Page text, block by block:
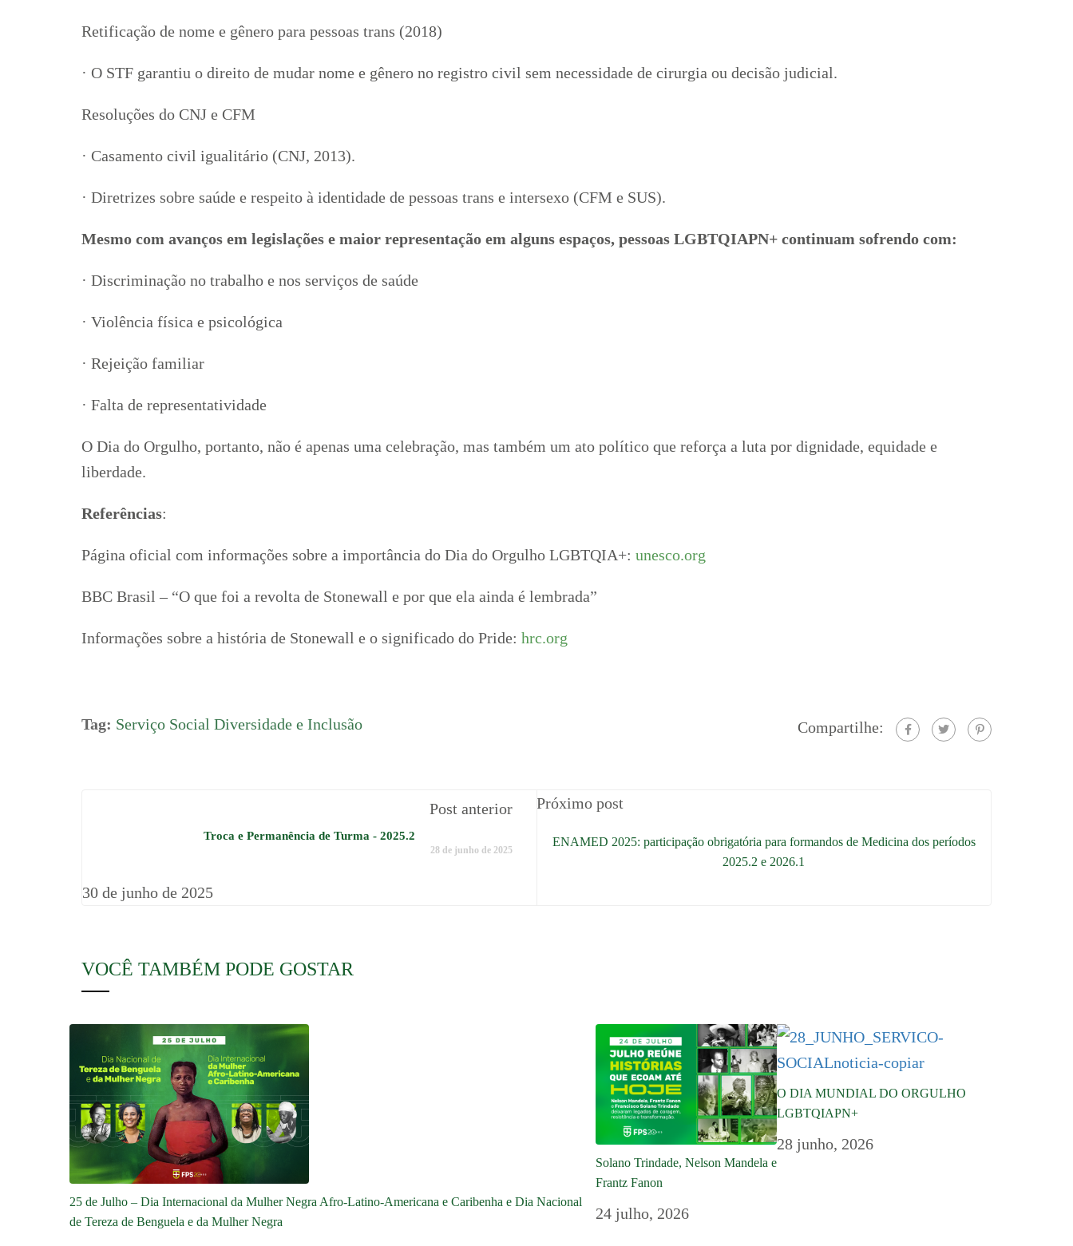
Retificação de nome e gênero para pessoas trans (2018)
· O STF garantiu o direito de mudar nome e gênero no registro civil sem necessidade de cirurgia ou decisão judicial.
Resoluções do CNJ e CFM
· Casamento civil igualitário (CNJ, 2013).
· Diretrizes sobre saúde e respeito à identidade de pessoas trans e intersexo (CFM e SUS).
Mesmo com avanços em legislações e maior representação em alguns espaços, pessoas LGBTQIAPN+ continuam sofrendo com:
· Discriminação no trabalho e nos serviços de saúde
· Violência física e psicológica
· Rejeição familiar
· Falta de representatividade
O Dia do Orgulho, portanto, não é apenas uma celebração, mas também um ato político que reforça a luta por dignidade, equidade e
liberdade.
Referências:
Página oficial com informações sobre a importância do Dia do Orgulho LGBTQIA+: unesco.org
BBC Brasil – “O que foi a revolta de Stonewall e por que ela ainda é lembrada”
Informações sobre a história de Stonewall e o significado do Pride: hrc.org
Tag: Serviço Social Diversidade e Inclusão Compartilhe:
Post anterior
Troca e Permanência de Turma - 2025.2
28 de junho de 2025
Próximo post
ENAMED 2025: participação obrigatória para formandos de Medicina dos períodos
2025.2 e 2026.1
30 de junho de 2025
VOCÊ TAMBÉM PODE GOSTAR
25 de Julho – Dia Internacional da Mulher Negra Afro-Latino-Americana e Caribenha e Dia Nacional
de Tereza de Benguela e da Mulher Negra
Solano Trindade, Nelson Mandela e
Frantz Fanon
24 julho, 2026
O DIA MUNDIAL DO ORGULHO
LGBTQIAPN+
28 junho, 2026